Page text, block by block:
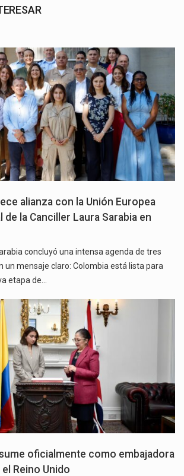
alianza con la Unión Europea
la Canciller Laura Sarabia en
concluyó una intensa agenda de tres
un mensaje claro: Colombia está lista para
etapa de…
oficialmente como embajadora
Reino Unido